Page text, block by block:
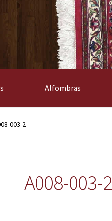
Alfombras
003-2
A008-003-2